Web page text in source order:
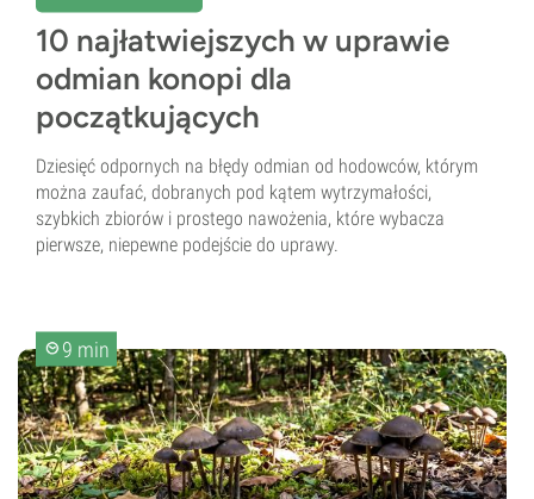
10 najłatwiejszych w uprawie
odmian konopi dla
początkujących
Dziesięć odpornych na błędy odmian od hodowców, którym
można zaufać, dobranych pod kątem wytrzymałości,
szybkich zbiorów i prostego nawożenia, które wybacza
pierwsze, niepewne podejście do uprawy.
9 min